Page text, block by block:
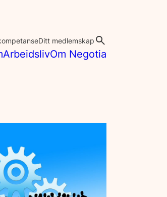
ArbeidslivOm Negotia
Ditt medlemskap